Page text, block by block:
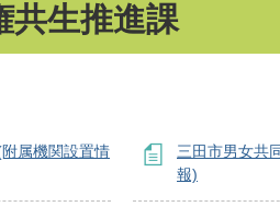
共生推進課
属機関設置情
三田市男女共
報)